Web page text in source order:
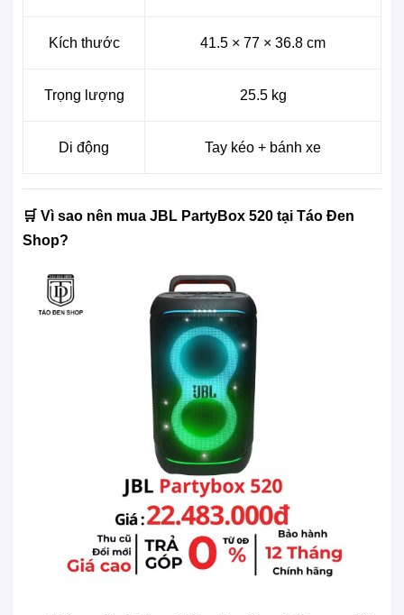
Kích thước 41.5 × 77 × 36.8 cm
Trọng lượng 25.5 kg
Di động Tay kéo + bánh xe
🛒 Vì sao nên mua JBL PartyBox 520 tại Táo Đen
Shop?